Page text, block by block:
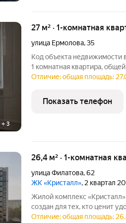
+ 3
27 м² · 1-комнатная
улица Ермолова,35
Код объекта недвижимости
1 комнатная квартира,
сделан косметический
улицу
Отличие: общая площадь:
Показать телефон
26,4 м² · 1-комнатная
улица Филатова,62
ЖК «Кристалл», 2 квартал
Жилой комплекс
создан для тех, кто ценит
Комплекс располагается в
Отличие: общая площадь: